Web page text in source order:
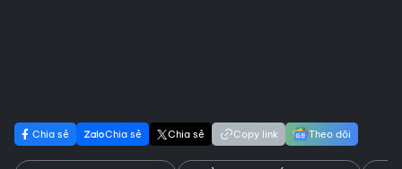
Chia sẻ Chia sẻ Chia sẻ Copy link Theo dõi